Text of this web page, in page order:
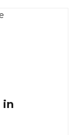
in